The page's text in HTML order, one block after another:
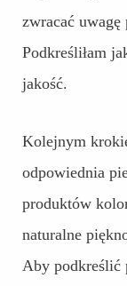
zwracać
Podkreśliłam
jakość.
Kolejnym
odpowiednia
produktów
naturalne
Aby podkreślić